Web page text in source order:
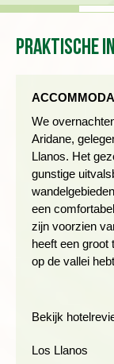
dorpje. Vanaf hier
Wandelduur: ±
Dag 5 Los
Praktische
We
Aridane,
Llanos. Het
gunstige
een
zijn voorzien
heeft een groot
op de vallei
Bekijk
Los Llanos